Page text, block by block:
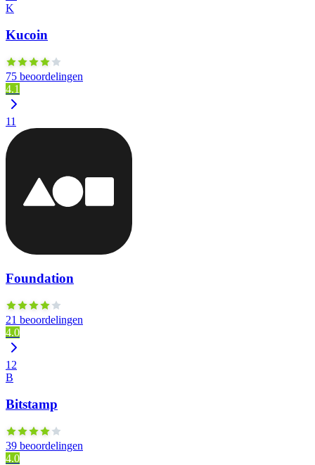
K
Kucoin
75 beoordelingen
4.1
11
Foundation
21 beoordelingen
4.0
12
B
Bitstamp
39 beoordelingen
4.0